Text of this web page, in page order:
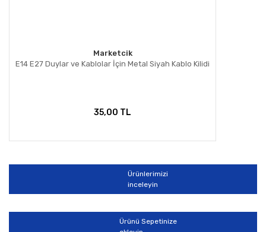
Marketcik
E14 E27 Duylar ve Kablolar İçin Metal Siyah Kablo Kilidi
35,00 TL
Ürünlerimizi
inceleyin
Ürünü Sepetinize